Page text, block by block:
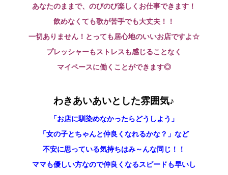
あなたのままで、のびのび楽しくお仕事できます！
飲めなくても歌が苦手でも大丈夫！！
一切ありません！とっても居心地のいいお店ですよ☆
プレッシャーもストレスも感じることなく
マイペースに働くことができます◎
わきあいあいとした雰囲気♪
「お店に馴染めなかったらどうしよう」
「女の子とちゃんと仲良くなれるかな？」など
不安に思っている気持ちはみ～んな同じ！！
ママも優しい方なので仲良くなるスピードも早いし